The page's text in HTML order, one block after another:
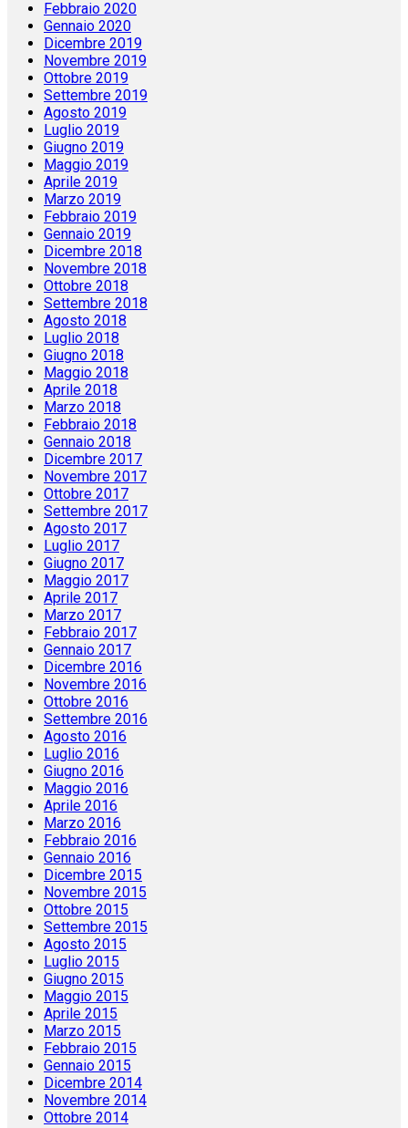
Febbraio 2020
Gennaio 2020
Dicembre 2019
Novembre 2019
Ottobre 2019
Settembre 2019
Agosto 2019
Luglio 2019
Giugno 2019
Maggio 2019
Aprile 2019
Marzo 2019
Febbraio 2019
Gennaio 2019
Dicembre 2018
Novembre 2018
Ottobre 2018
Settembre 2018
Agosto 2018
Luglio 2018
Giugno 2018
Maggio 2018
Aprile 2018
Marzo 2018
Febbraio 2018
Gennaio 2018
Dicembre 2017
Novembre 2017
Ottobre 2017
Settembre 2017
Agosto 2017
Luglio 2017
Giugno 2017
Maggio 2017
Aprile 2017
Marzo 2017
Febbraio 2017
Gennaio 2017
Dicembre 2016
Novembre 2016
Ottobre 2016
Settembre 2016
Agosto 2016
Luglio 2016
Giugno 2016
Maggio 2016
Aprile 2016
Marzo 2016
Febbraio 2016
Gennaio 2016
Dicembre 2015
Novembre 2015
Ottobre 2015
Settembre 2015
Agosto 2015
Luglio 2015
Giugno 2015
Maggio 2015
Aprile 2015
Marzo 2015
Febbraio 2015
Gennaio 2015
Dicembre 2014
Novembre 2014
Ottobre 2014